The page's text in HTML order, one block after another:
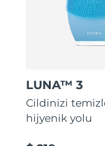
LUNA™ 3
Cildinizi
hijyenik yolu